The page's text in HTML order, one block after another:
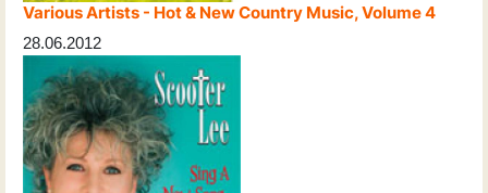
Various Artists - Hot & New Country Music, Volume 4
28.06.2012